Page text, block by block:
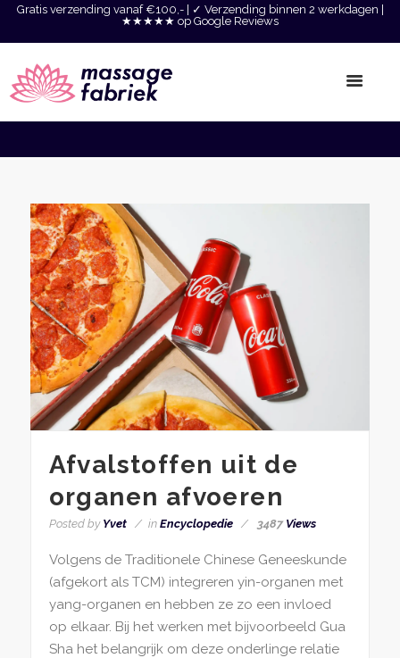
Gratis verzending vanaf €100,- | ✓ Verzending binnen 2 werkdagen |
★★★★★ op Google Reviews
Afvalstoffen uit de
organen afvoeren
Posted by Yvet in Encyclopedie 3487Views
Volgens de Traditionele Chinese Geneeskunde
(afgekort als TCM) integreren yin-organen met
yang-organen en hebben ze zo een invloed
op elkaar. Bij het werken met bijvoorbeeld Gua
Sha het belangrijk om deze onderlinge relatie